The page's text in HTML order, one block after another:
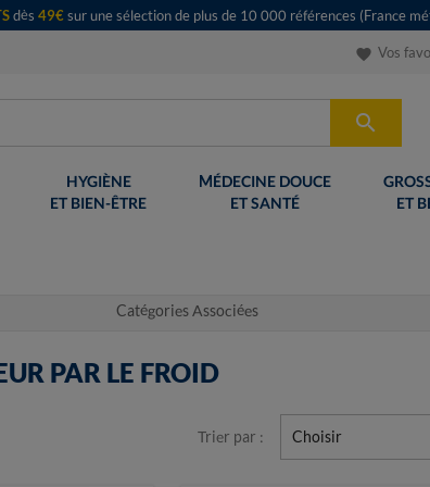
dès 49€sur une sélection de plus de 10 000 références (France
favorite Vos

HYGIÈNE
ET BIEN-ÊTRE
MÉDECINE DOUCE
ET SANTÉ
ET
Catégories Associées
PAR LE FROID
Trier par : Choisir